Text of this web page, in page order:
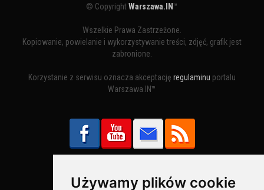
Używamy plików cookie
© CopyrightWarszawa.IN ™
Wszelkie Prawa Zastrzeżone.
Kopiowanie, powielanie i wykorzystywanie treści, zdjęć, grafik jest
zabronione.
Korzystanie z serwisu oznacza akceptację regulaminu portalu
Warszawa.IN™